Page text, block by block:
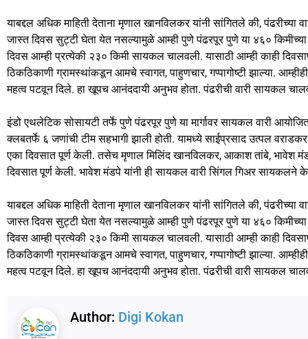
याबद्दल अधिक माहिती देताना मृणाल खानविलकर यांनी सांगितले की, पंढरीच्या
जास्त दिवस सुट्टी घेता येत नसल्यामुळे आम्ही पुणे पंढरपूर पुणे या ४६० किमीच्या
दिवस आम्ही प्रत्येकी २३० किमी सायकल चालवली. यासाठी आम्ही काही
ठिकठिकाणी ग्रामस्थांकडून आमचे स्वागत, पाहुणचार, गप्पागोष्टी झाल्या.
महत्व पटवून दिले. हा खूपच आनंददायी अनुभव होता. पंढरीची वारी सायकल
इंडो एथलेटिक सोसायटी तर्फे पुणे पंढरपूर पुणे या मार्गावर सायकल वारी
क्लबतर्फे ६ जणांची टीम सहभागी झाली होती. यामध्ये साईप्रसाद उत्पल
एका दिवसात पूर्ण केली. तसेच मृणाल मिलिंद खानविलकर, आकाश तांबे, भावेश
दिवसात पूर्ण केली. भावेश मंडपे यांनी ही सायकल वारी सिंगल गिअर सायकलने
याबद्दल अधिक माहिती देताना मृणाल खानविलकर यांनी सांगितले की, पंढरीच्या
जास्त दिवस सुट्टी घेता येत नसल्यामुळे आम्ही पुणे पंढरपूर पुणे या ४६० किमीच्या
दिवस आम्ही प्रत्येकी २३० किमी सायकल चालवली. यासाठी आम्ही काही
ठिकठिकाणी ग्रामस्थांकडून आमचे स्वागत, पाहुणचार, गप्पागोष्टी झाल्या.
महत्व पटवून दिले. हा खूपच आनंददायी अनुभव होता. पंढरीची वारी सायकल
Author: Digi Kokan